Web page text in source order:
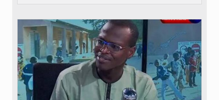
© Internet